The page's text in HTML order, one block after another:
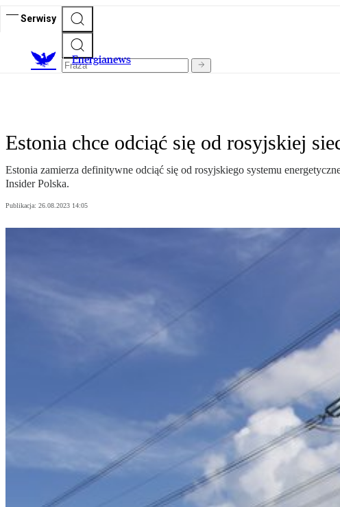
Serwisy
Energianews
Estonia chce odciąć się od rosyjskiej
Estonia zamierza definitywne odciąć się od rosyjskiego systemu
Insider Polska.
Publikacja: 26.08.2023 14:05